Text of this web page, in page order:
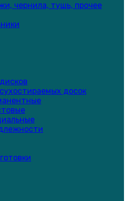
чернила, тушь, прочее
досок